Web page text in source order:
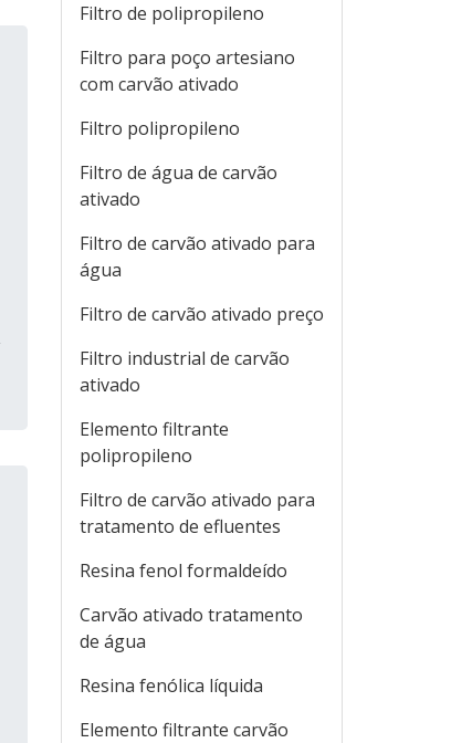
Filtro de polipropileno
Filtro para poço artesiano
com carvão ativado
Filtro polipropileno
Filtro de água de carvão
ativado
Filtro de carvão ativado para
água
Filtro de carvão ativado preço
Filtro industrial de carvão
ativado
Elemento filtrante
polipropileno
Filtro de carvão ativado para
tratamento de efluentes
Resina fenol formaldeído
Carvão ativado tratamento
de água
Resina fenólica líquida
Elemento filtrante carvão